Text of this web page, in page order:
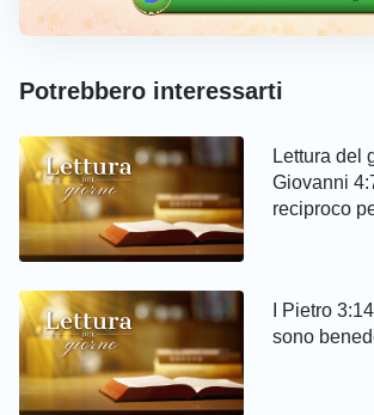
Potrebbero interessarti
Lettura del
Giovanni
reciproco
I Pietro
sono